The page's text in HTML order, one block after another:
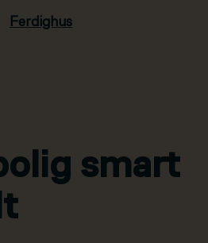
Ferdighus
smart